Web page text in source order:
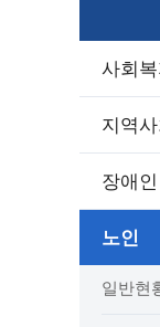
고시/공
행사ㆍ
보도자료
보도자
종합민
종합민
민원상
어디서나
민원 제
행정처
행정정
광명일
단원소개
예술/공
영화상
출판사
박물관/
사회복
지역
장애인
노인
일반현